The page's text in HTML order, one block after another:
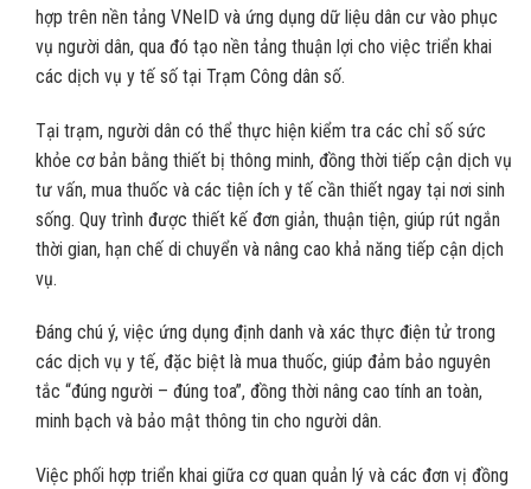
hợp trên nền tảng VNeID và ứng dụng dữ liệu dân cư vào phục
vụ người dân, qua đó tạo nền tảng thuận lợi cho việc triển khai
các dịch vụ y tế số tại Trạm Công dân số.
Tại trạm, người dân có thể thực hiện kiểm tra các chỉ số sức
khỏe cơ bản bằng thiết bị thông minh, đồng thời tiếp cận dịch vụ
tư vấn, mua thuốc và các tiện ích y tế cần thiết ngay tại nơi sinh
sống. Quy trình được thiết kế đơn giản, thuận tiện, giúp rút ngắn
thời gian, hạn chế di chuyển và nâng cao khả năng tiếp cận dịch
vụ.
Đáng chú ý, việc ứng dụng định danh và xác thực điện tử trong
các dịch vụ y tế, đặc biệt là mua thuốc, giúp đảm bảo nguyên
tắc “đúng người – đúng toa”, đồng thời nâng cao tính an toàn,
minh bạch và bảo mật thông tin cho người dân.
Việc phối hợp triển khai giữa cơ quan quản lý và các đơn vị đồng